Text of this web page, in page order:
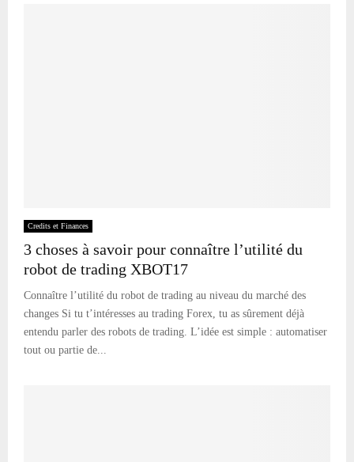
Credits et Finances
3 choses à savoir pour connaître l’utilité du
robot de trading XBOT17
Connaître l’utilité du robot de trading au niveau du marché des
changes Si tu t’intéresses au trading Forex, tu as sûrement déjà
entendu parler des robots de trading. L’idée est simple : automatiser
tout ou partie de...